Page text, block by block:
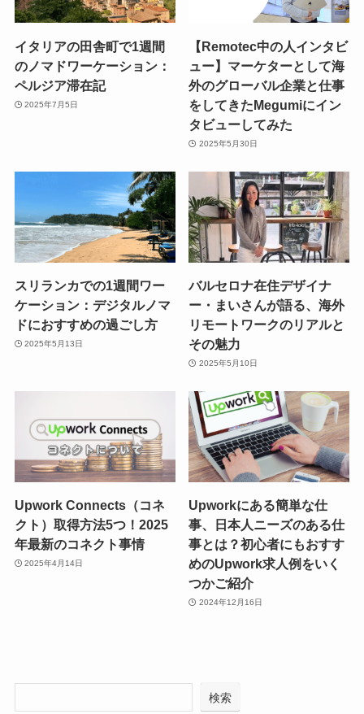
イタリアの田舎町で1週間
のノマドワーケーション：
ペルジア滞在記
2025年7月5日
【Remotec中の人インタビ
ュー】マーケターとして海
外のグローバル企業と仕事
をしてきたMegumiにイン
タビューしてみた
2025年5月30日
スリランカでの1週間ワー
ケーション：デジタルノマ
ドにおすすめの過ごし方
2025年5月13日
バルセロナ在住デザイナ
ー・まいさんが語る、海外
リモートワークのリアルと
その魅力
2025年5月10日
Upwork Connects（コネ
クト）取得方法5つ！2025
年最新のコネクト事情
2025年4月14日
Upworkにある簡単な仕
事、日本人ニーズのある仕
事とは？初心者にもおすす
めのUpwork求人例をいく
つかご紹介
2024年12月16日
検索